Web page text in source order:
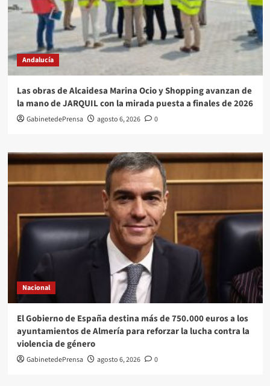
Andalucía
Las obras de Alcaidesa Marina Ocio y Shopping avanzan de
la mano de JARQUIL con la mirada puesta a finales de 2026
GabinetedePrensa agosto 6, 2026 0
Nacional
El Gobierno de España destina más de 750.000 euros a los
ayuntamientos de Almería para reforzar la lucha contra la
violencia de género
GabinetedePrensa agosto 6, 2026 0